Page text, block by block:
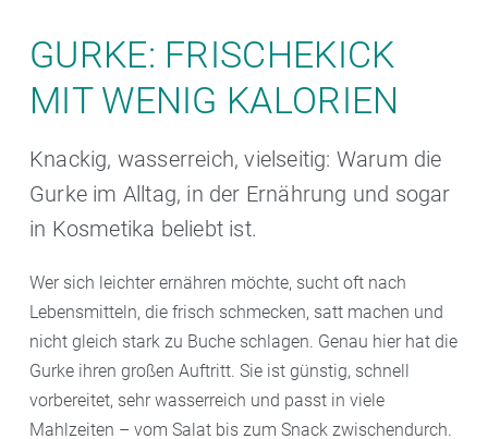
GURKE: FRISCHEKICK
MIT WENIG KALORIEN
Knackig, wasserreich, vielseitig: Warum die
Gurke im Alltag, in der Ernährung und sogar
in Kosmetika beliebt ist.
Wer sich leichter ernähren möchte, sucht oft nach
Lebensmitteln, die frisch schmecken, satt machen und
nicht gleich stark zu Buche schlagen. Genau hier hat die
Gurke ihren großen Auftritt. Sie ist günstig, schnell
vorbereitet, sehr wasserreich und passt in viele
Mahlzeiten – vom Salat bis zum Snack zwischendurch.